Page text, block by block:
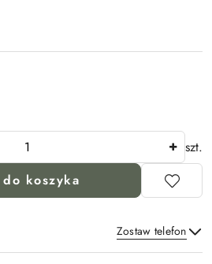
szt.
koszyka
Zostaw telefon